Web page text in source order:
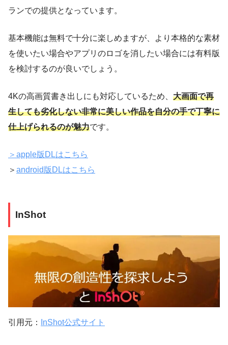
ランでの提供となっています。
基本機能は無料で十分に楽しめますが、より本格的な素材
を使いたい場合やアプリのロゴを消したい場合には有料版
を検討するのが良いでしょう。
4Kの高画質書き出しにも対応しているため、 大画面で再
生しても劣化しない非常に美しい作品を自分の手で丁寧に
仕上げられるのが魅力です。
＞apple版DLはこちら
＞ android版DLはこちら
InShot
引用元： InShot公式サイト